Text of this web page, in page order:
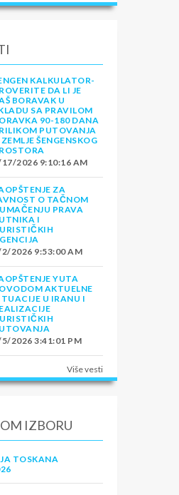
KALKULATOR-
DA LI JE
BORAVAK U
SA PRAVILOM
90-180 DANA
PUTOVANJA
ZEMLJE ŠENGENSKOG
2026 9:10:16 AM
ZA
O TAČNOM
PRAVA
I
2026 9:53:00 AM
YUTA
AKTUELNE
U IRANU I
2026 3:41:01 PM
Više vesti
IZBORU
TOSKANA